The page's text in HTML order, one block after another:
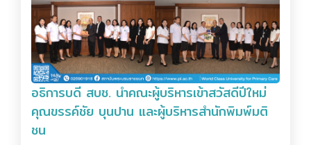
อธิการบดี สบช. นำคณะผู้บริหารเข้าสวัสดีปีใหม่
คุณขรรค์ชัย บุนปาน และผู้บริหารสำนักพิมพ์มติ
ชน